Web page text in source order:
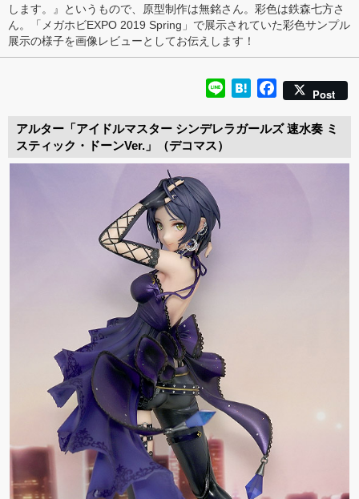
します。』というもので、原型制作は無銘さん。彩色は鉄森七方さ
ん。「メガホビEXPO 2019 Spring」で展示されていた彩色サンプル
展示の様子を画像レビューとしてお伝えします！
Line HatenaFacebook
Post
アルター「アイドルマスター シンデレラガールズ 速水奏 ミ
スティック・ドーンVer.」（デコマス）